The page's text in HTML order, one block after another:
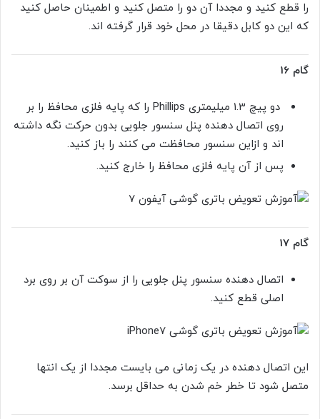
را قطع کنید و مجددا آن دو را متصل کنید و اطمینان حاصل کنید
که این دو کابل دقیقا در محل خود قرار گرفته اند.
گام 16
دو پیچ 1.3 میلیمتری Phillips را که پایه فلزی محافظ را بر
روی اتصال دهنده پنل سنسور جلویی بدون حرکت نگه داشته
اند و ازاین سنسور محافظت می کنند را باز کنید.
پس از آن پایه فلزی محافظ را خارج کنید.
گام 17
اتصال دهنده سنسور پنل جلویی را از سوکت آن بر روی برد
اصلی قطع کنید.
این اتصال دهنده در یک زمانی می بایست مجددا از یک انتها
متصل شود تا خطر خم شدن به حداقل برسد.